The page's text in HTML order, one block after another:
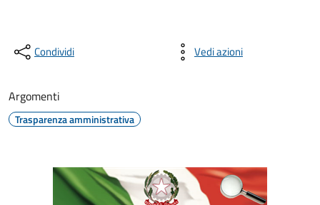
Condividi Vedi azioni
Argomenti
Trasparenza amministrativa